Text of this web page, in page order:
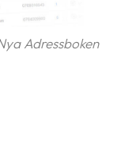
Adressboken